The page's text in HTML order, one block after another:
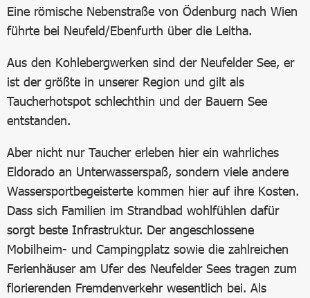
Eine römische Nebenstraße von Ödenburg nach Wien
führte bei Neufeld/Ebenfurth über die Leitha.
Aus den Kohlebergwerken sind der Neufelder See, er
ist der größte in unserer Region und gilt als
Taucherhotspot schlechthin und der Bauern See
entstanden.
Aber nicht nur Taucher erleben hier ein wahrliches
Eldorado an Unterwasserspaß, sondern viele andere
Wassersportbegeisterte kommen hier auf ihre Kosten.
Dass sich Familien im Strandbad wohlfühlen dafür
sorgt beste Infrastruktur. Der angeschlossene
Mobilheim- und Campingplatz sowie die zahlreichen
Ferienhäuser am Ufer des Neufelder Sees tragen zum
florierenden Fremdenverkehr wesentlich bei. Als